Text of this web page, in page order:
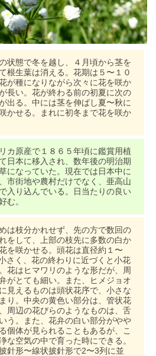
状態で冬を越し、４月頃から茎を
根生葉は消える。花期は５〜１０
が種になりながら次々に花を咲か
長い。花が終わる前の初夏に次の
出る。中には茎を伸ばし夏〜秋に
かせる。まれに初冬まで花を咲か
カ原産で１８６５年頃に鑑賞用植
日本に移入され、数年後の明治期
になっていた。現在では日本中に
市街地や農村だけでなく、亜高山
入り込んでいる。日当たりの良い
む。
は枝分かれせず、先の方で数回の
をして、上部の枝先に多数の白か
を咲かせる。頭花は直径約１〜
さく、花の終わりに近づくと小花
花はヒマワリのような形だが、周
がとても細い。また、ヒメジョオ
見えるものは頭状花序で、小さな
り。中央の黄色い部分は、管状花
周辺の花びらのようなものは、舌
う。また、花弁の白い部分がやや
個体が見られることもあるが、こ
な空気の中で育った時にできる。
針形〜線状披針形で2〜3列に並